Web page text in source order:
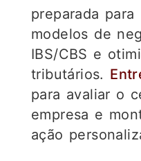
preparada para
modelos de
IBS/CBS e
tributários.
para avaliar o
empresa e
ação